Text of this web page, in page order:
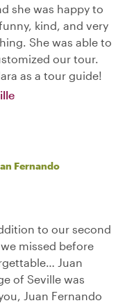
she was happy to
kind, and very
She was able to
our tour.
as a tour guide!
Fernando
to our second
missed before
Juan
of Seville was
Juan Fernando